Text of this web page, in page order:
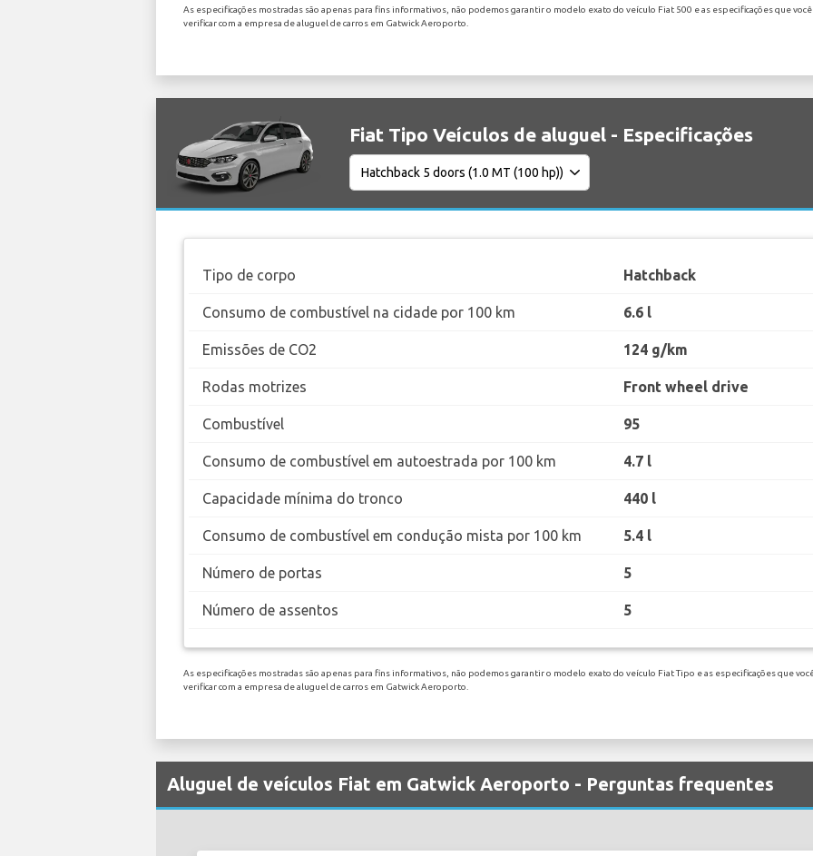
As especificações mostradas são apenas para fins informativos, não podemos garantir o modelo exato do veículo Fiat 500 e as especificações que
verificar com a empresa de aluguel de carros em Gatwick Aeroporto.
Fiat Tipo Veículos de aluguel - Especificações
Tipo de corpo Hatchback
Consumo de combustível na cidade por 100 km 6.6 l
Emissões de CO2 124 g/km
Rodas motrizes Front wheel drive
Combustível 95
Consumo de combustível em autoestrada por 100 km 4.7 l
Capacidade mínima do tronco 440 l
Consumo de combustível em condução mista por 100 km 5.4 l
Número de portas 5
Número de assentos 5
As especificações mostradas são apenas para fins informativos, não podemos garantir o modelo exato do veículo Fiat Tipo e as especificações que
verificar com a empresa de aluguel de carros em Gatwick Aeroporto.
Aluguel de veículos Fiat em Gatwick Aeroporto - Perguntas frequentes